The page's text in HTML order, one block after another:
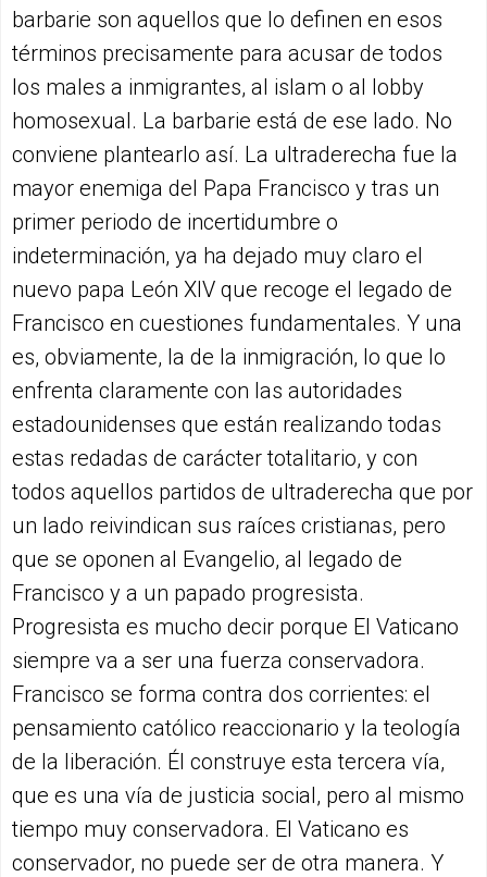
barbarie son aquellos que lo definen en esos
términos precisamente para acusar de todos
los males a inmigrantes, al islam o al lobby
homosexual. La barbarie está de ese lado. No
conviene plantearlo así. La ultraderecha fue la
mayor enemiga del Papa Francisco y tras un
primer periodo de incertidumbre o
indeterminación, ya ha dejado muy claro el
nuevo papa León XIV que recoge el legado de
Francisco en cuestiones fundamentales. Y una
es, obviamente, la de la inmigración, lo que lo
enfrenta claramente con las autoridades
estadounidenses que están realizando todas
estas redadas de carácter totalitario, y con
todos aquellos partidos de ultraderecha que por
un lado reivindican sus raíces cristianas, pero
que se oponen al Evangelio, al legado de
Francisco y a un papado progresista.
Progresista es mucho decir porque El Vaticano
siempre va a ser una fuerza conservadora.
Francisco se forma contra dos corrientes: el
pensamiento católico reaccionario y la teología
de la liberación. Él construye esta tercera vía,
que es una vía de justicia social, pero al mismo
tiempo muy conservadora. El Vaticano es
conservador, no puede ser de otra manera. Y